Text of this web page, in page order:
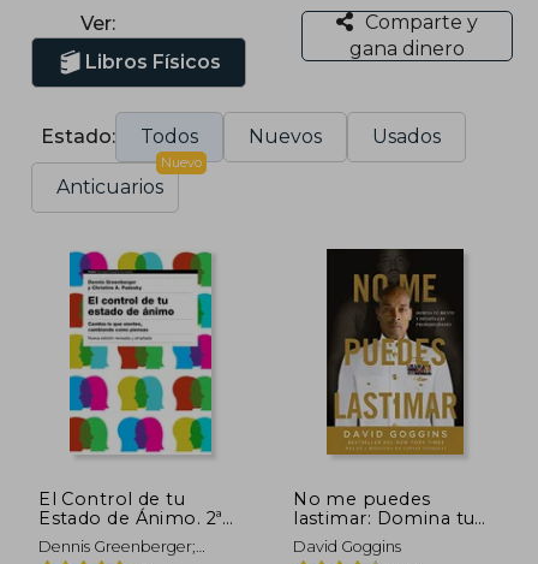
Ver:
Libros Físicos
Comparte y
gana dinero
Estado: Todos Nuevos Usados
Anticuarios
Nuevo
El Control de tu
Estado de Ánimo. 2ª
Edición: Cambia lo
que Sientes,
Dennis Greenberger;
No me puedes
lastimar: Domina tu
mente y desafía las
probabilidades
David Goggins